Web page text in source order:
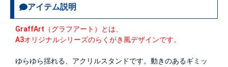
アイテム説明
GraffArt（グラフアート）とは、
A3オリジナルシリーズのらくがき風デザインです。
ゆらゆら揺れる、アクリルスタンドです。動きのあるギミッ